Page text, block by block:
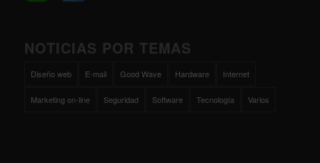
NOTICIAS POR TEMAS
Diseño web E-mail Good Wave Hardware Internet
Marketing on-line Seguridad Software Tecnología Varios